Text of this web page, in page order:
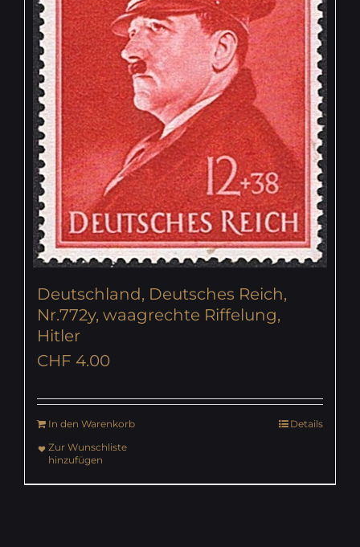
Deutschland, Deutsches Reich,
Nr.772y, waagrechte Riffelung,
Hitler
CHF 4.00
In den Warenkorb
Details
Zur Wunschliste
hinzufügen